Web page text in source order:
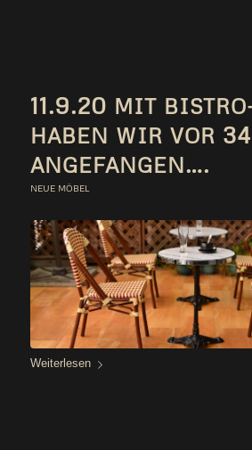
11.9.20 MIT
HABEN WIR VOR 34
ANGEFANGEN….
NEUE MÖBEL
Wei­ter­le­sen